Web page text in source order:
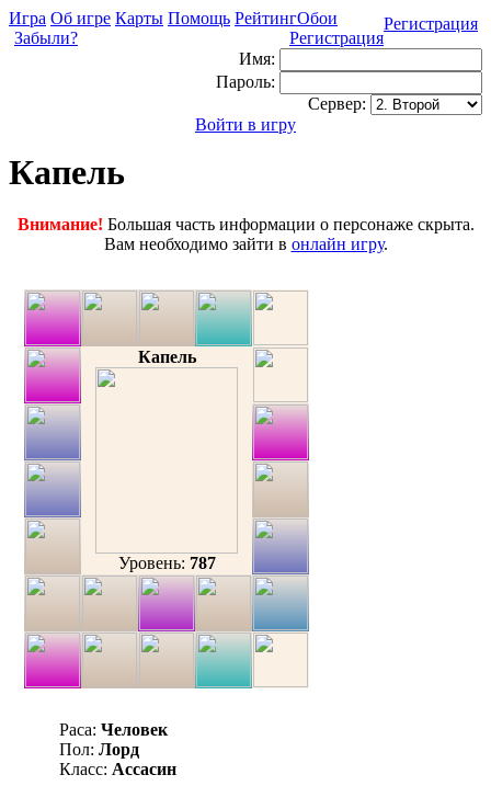
Регистрация
Игра Об игре Карты Помощь РейтингОбои
Регистрация
Забыли?
Имя:
Пароль:
Сервер:
Войти в игру
Капель
Внимание! Большая часть информации о персонаже скрыта.
Вам необходимо зайти в онлайн игру.
Капель
Уровень: 787
Раса: Человек
Пол: Лорд
Класс: Ассасин